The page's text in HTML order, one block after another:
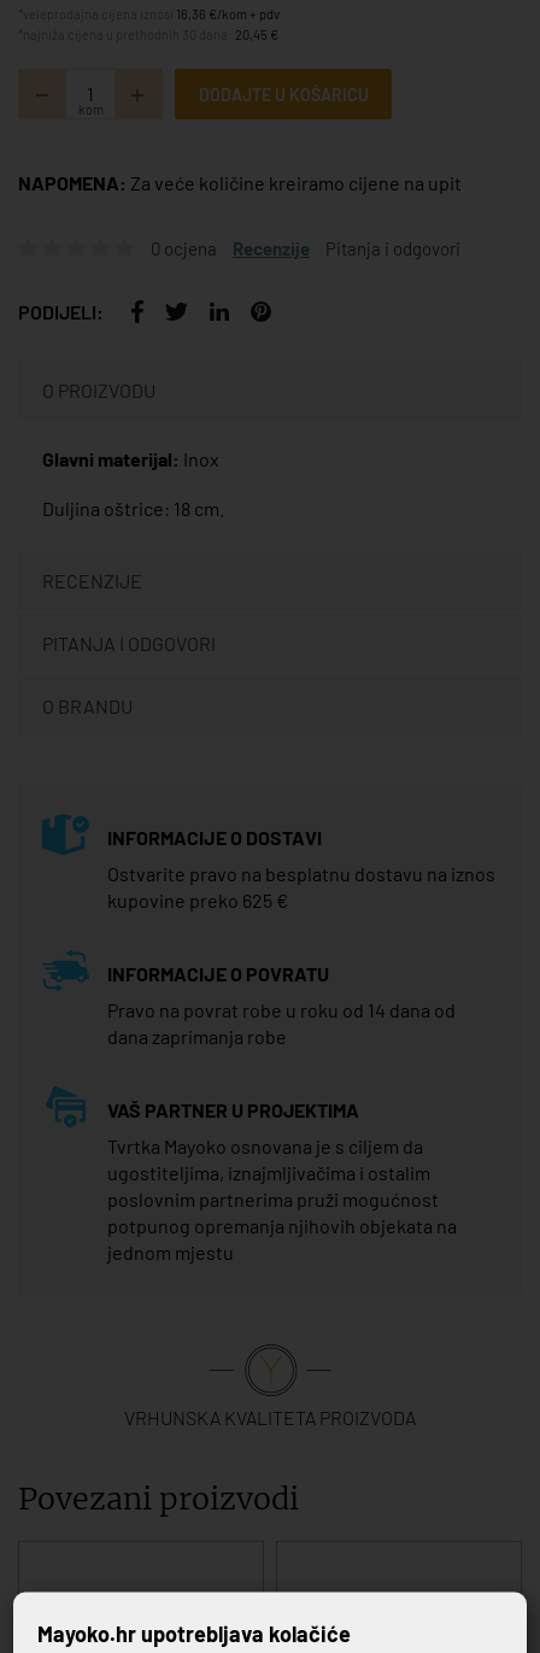
16,36 €/kom + pdv
20,45 €
kom
DODAJTE U KOŠARICU
NAPOMENA: Za veće količine kreiramo cijene na upit
0 ocjena Recenzije Pitanja i odgovori
PODIJELI:
O PROIZVODU
Glavni materijal: Inox
Duljina oštrice: 18 cm.
RECENZIJE
PITANJA I ODGOVORI
O BRANDU
INFORMACIJE O DOSTAVI
Ostvarite pravo na besplatnu dostavu na iznos
kupovine preko 625 €
INFORMACIJE O POVRATU
Pravo na povrat robe u roku od 14 dana od
dana zaprimanja robe
VAŠ PARTNER U PROJEKTIMA
Tvrtka Mayoko osnovana je s ciljem da
ugostiteljima, iznajmljivačima i ostalim
poslovnim partnerima pruži mogućnost
potpunog opremanja njihovih objekata na
jednom mjestu
VRHUNSKA KVALITETA PROIZVODA
Povezani proizvodi
Mayoko.hr upotrebljava kolačiće